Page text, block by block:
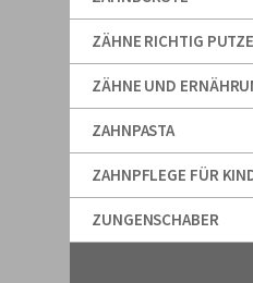
ZÄHNE RICHTIG
ZÄHNE UND
ZAHNPASTA
ZAHNPFLEGE FÜR
ZUNGENSCHABER